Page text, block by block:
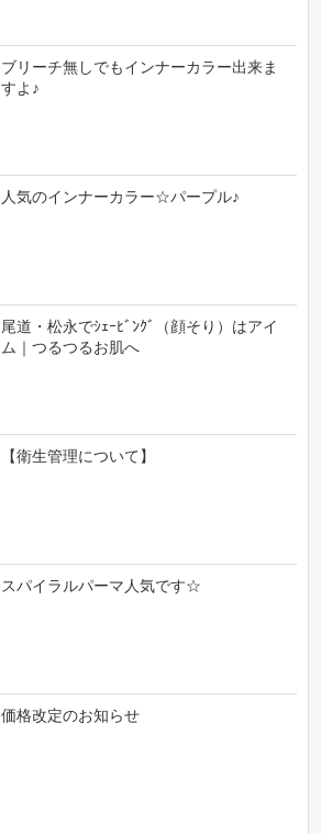
ブリーチ無しでもインナーカラー出来ま
すよ♪
人気のインナーカラー☆パープル♪
尾道・松永でｼｪｰﾋﾞﾝｸﾞ（顔そり）はアイ
ム｜つるつるお肌へ
【衛生管理について】
スパイラルパーマ人気です☆
価格改定のお知らせ